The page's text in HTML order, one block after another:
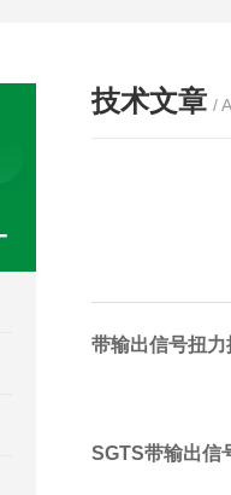
技术文章 /
带输出信号扭
SGTS带输出信